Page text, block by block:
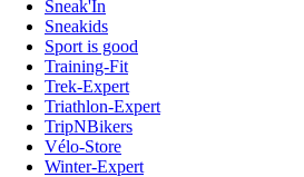
Sneak'In
Sneakids
Sport is good
Training-Fit
Trek-Expert
Triathlon-Expert
TripNBikers
Vélo-Store
Winter-Expert